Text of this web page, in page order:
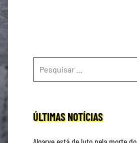
POR:
ÚLTIMAS NOTÍCIAS